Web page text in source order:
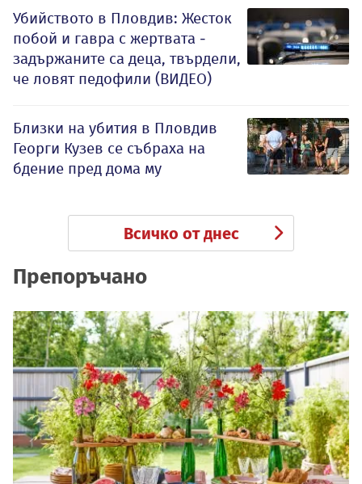
Убийството в Пловдив: Жесток
побой и гавра с жертвата -
задържаните са деца, твърдели,
че ловят педофили (ВИДЕО)
Близки на убития в Пловдив
Георги Кузев се събраха на
бдение пред дома му
Всичко от днес
Препоръчано